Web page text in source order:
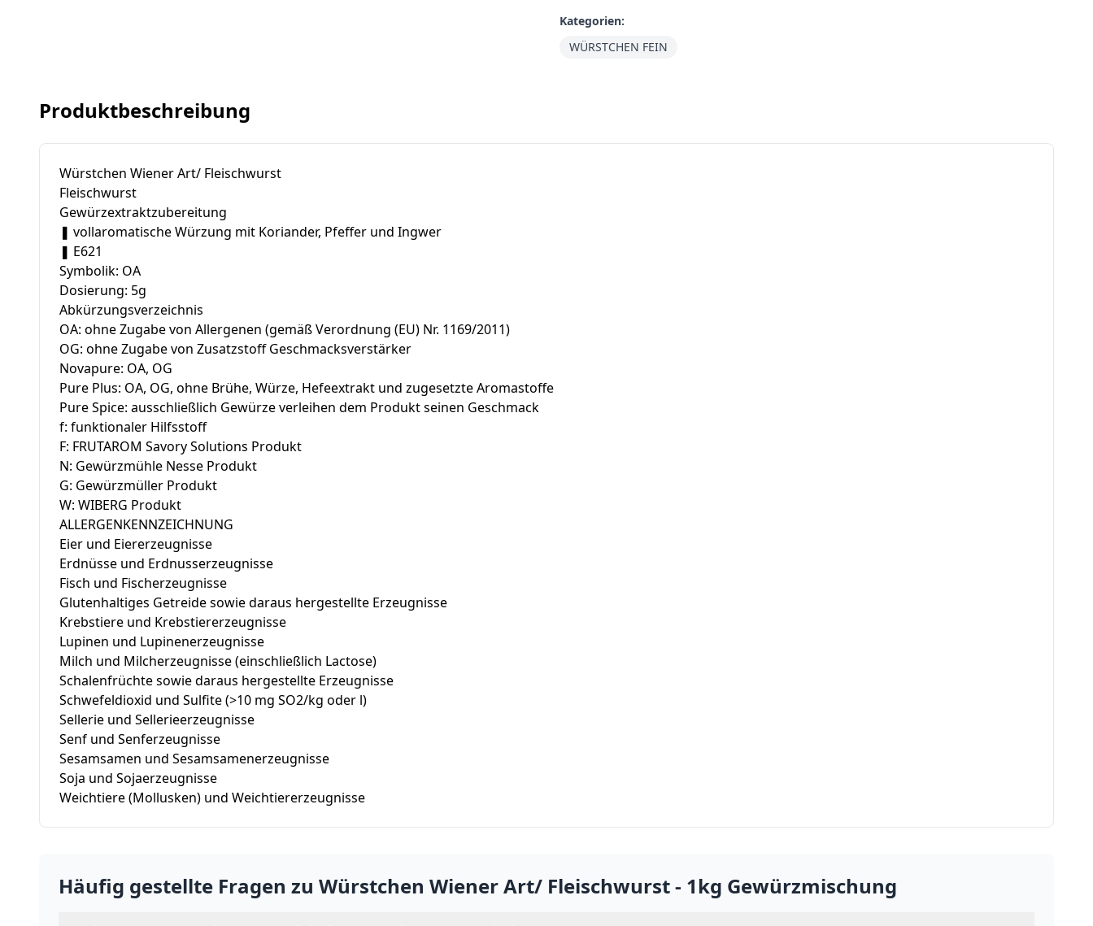
Kategorien:
WÜRSTCHEN FEIN
Produktbeschreibung
Würstchen Wiener Art/ Fleischwurst
Fleischwurst
Gewürzextraktzubereitung
❚ vollaromatische Würzung mit Koriander, Pfeffer und Ingwer
❚ E621
Symbolik: OA
Dosierung: 5g
Abkürzungsverzeichnis
OA: ohne Zugabe von Allergenen (gemäß Verordnung (EU) Nr. 1169/2011)
OG: ohne Zugabe von Zusatzstoff Geschmacksverstärker
Novapure: OA, OG
Pure Plus: OA, OG, ohne Brühe, Würze, Hefeextrakt und zugesetzte Aromastoffe
Pure Spice: ausschließlich Gewürze verleihen dem Produkt seinen Geschmack
f: funktionaler Hilfsstoff
F: FRUTAROM Savory Solutions Produkt
N: Gewürzmühle Nesse Produkt
G: Gewürzmüller Produkt
W: WIBERG Produkt
ALLERGENKENNZEICHNUNG
Eier und Eiererzeugnisse
Erdnüsse und Erdnusserzeugnisse
Fisch und Fischerzeugnisse
Glutenhaltiges Getreide sowie daraus hergestellte Erzeugnisse
Krebstiere und Krebstiererzeugnisse
Lupinen und Lupinenerzeugnisse
Milch und Milcherzeugnisse (einschließlich Lactose)
Schalenfrüchte sowie daraus hergestellte Erzeugnisse
Schwefeldioxid und Sulfite (>10 mg SO2/kg oder l)
Sellerie und Sellerieerzeugnisse
Senf und Senferzeugnisse
Sesamsamen und Sesamsamenerzeugnisse
Soja und Sojaerzeugnisse
Weichtiere (Mollusken) und Weichtiererzeugnisse
Häufig gestellte Fragen zu Würstchen Wiener Art/ Fleischwurst - 1kg Gewürzmischung